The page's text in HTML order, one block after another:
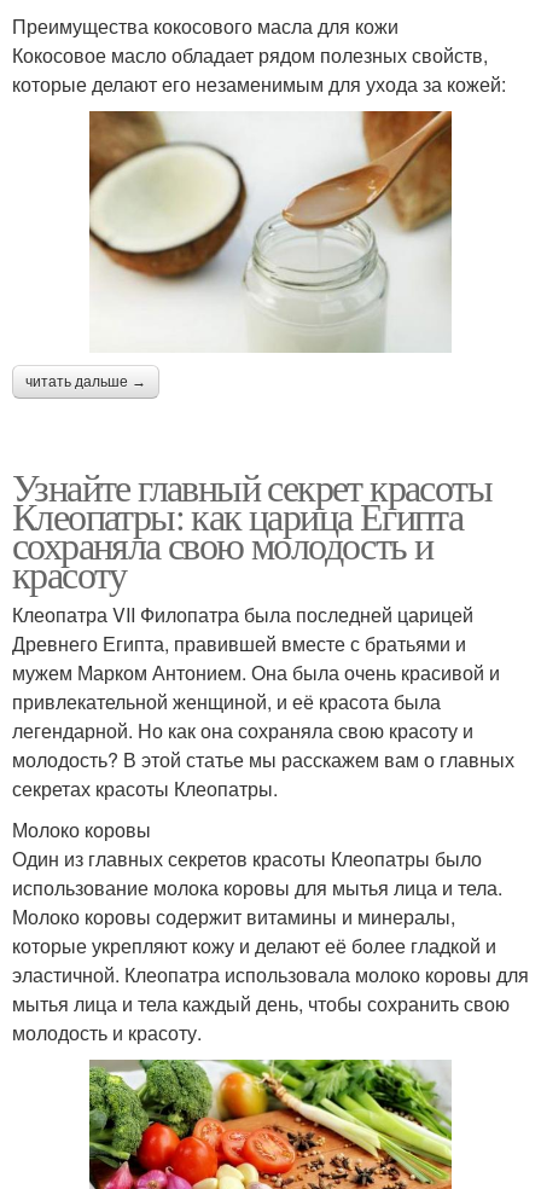
Преимущества кокосового масла для кожи
Кокосовое масло обладает рядом полезных свойств,
которые делают его незаменимым для ухода за кожей:
читать дальше →
Узнайте главный секрет красоты
Клеопатры: как царица Египта
сохраняла свою молодость и
красоту
Клеопатра VII Филопатра была последней царицей
Древнего Египта, правившей вместе с братьями и
мужем Марком Антонием. Она была очень красивой и
привлекательной женщиной, и её красота была
легендарной. Но как она сохраняла свою красоту и
молодость? В этой статье мы расскажем вам о главных
секретах красоты Клеопатры.
Молоко коровы
Один из главных секретов красоты Клеопатры было
использование молока коровы для мытья лица и тела.
Молоко коровы содержит витамины и минералы,
которые укрепляют кожу и делают её более гладкой и
эластичной. Клеопатра использовала молоко коровы для
мытья лица и тела каждый день, чтобы сохранить свою
молодость и красоту.